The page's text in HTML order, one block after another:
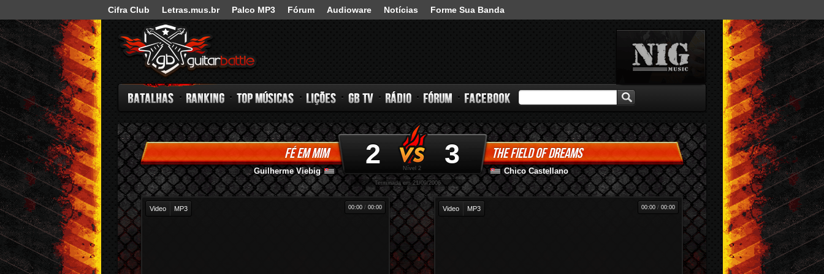
Cifra Club Letras.mus.br Palco MP3 Fórum Audioware Notícias Forme Sua Banda
Guitar Battle
Batalhas Lições GB TV Rádio Fórum Facebook
FÉ EM MIM 2
-
Guilherme Viebig
THE FIELD OF DREAMS
3
- Chico Castellano
Nível 2
Terminada em 21/09/2006
Video MP3 00:00 / 00:00 Video MP3 00:00 / 00:00